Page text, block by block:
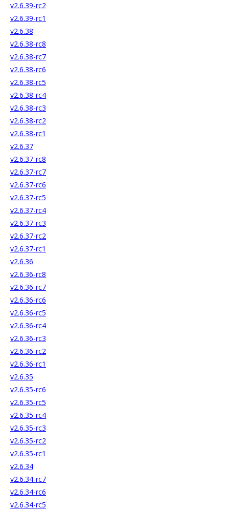
v2.6.39-rc2
v2.6.39-rc1
v2.6.38
v2.6.38-rc8
v2.6.38-rc7
v2.6.38-rc6
v2.6.38-rc5
v2.6.38-rc4
v2.6.38-rc3
v2.6.38-rc2
v2.6.38-rc1
v2.6.37
v2.6.37-rc8
v2.6.37-rc7
v2.6.37-rc6
v2.6.37-rc5
v2.6.37-rc4
v2.6.37-rc3
v2.6.37-rc2
v2.6.37-rc1
v2.6.36
v2.6.36-rc8
v2.6.36-rc7
v2.6.36-rc6
v2.6.36-rc5
v2.6.36-rc4
v2.6.36-rc3
v2.6.36-rc2
v2.6.36-rc1
v2.6.35
v2.6.35-rc6
v2.6.35-rc5
v2.6.35-rc4
v2.6.35-rc3
v2.6.35-rc2
v2.6.35-rc1
v2.6.34
v2.6.34-rc7
v2.6.34-rc6
v2.6.34-rc5